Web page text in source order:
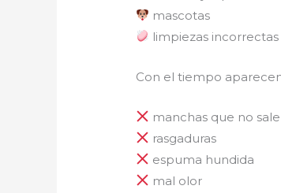
mascotas
limpiezas incorrectas
Con el tiempo
manchas que no
rasgaduras
espuma hundida
mal olor